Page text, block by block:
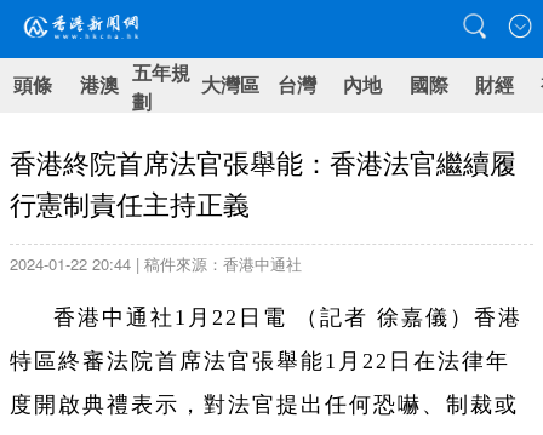
頭條 港澳 五年規
劃
大灣區 台灣 內地 國際 財經
香港終院首席法官張舉能：香港法官繼續履
行憲制責任主持正義
2024-01-22 20:44 | 稿件來源：香港中通社
香港中通社1月22日電 （記者 徐嘉儀）香港
特區終審法院首席法官張舉能1月22日在法律年
度開啟典禮表示，對法官提出任何恐嚇、制裁或